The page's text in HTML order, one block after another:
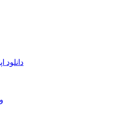
دانلود